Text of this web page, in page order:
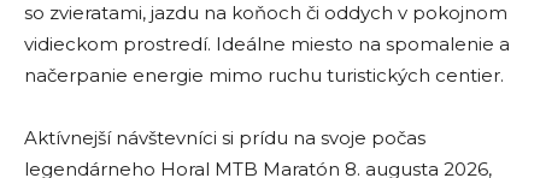
so zvieratami, jazdu na koňoch či oddych v pokojnom
vidieckom prostredí. Ideálne miesto na spomalenie a
načerpanie energie mimo ruchu turistických centier.
Aktívnejší návštevníci si prídu na svoje počas
legendárneho Horal MTB Maratón 8. augusta 2026,